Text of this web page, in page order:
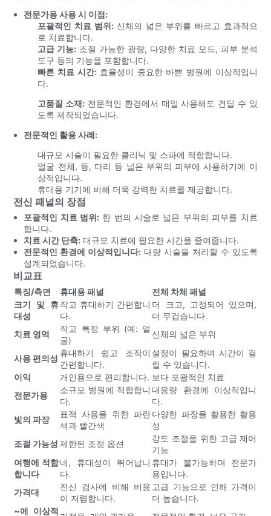
전문가용 사용 시 이점:
포괄적인 치료 범위:신체의 넓은 부위를 빠르고 효과적으
로 치료합니다.
고급 기능: 조절 가능한 광량, 다양한 치료 모드, 피부 분석
도구 등의 기능을 포함합니다.
빠른 치료 시간:효율성이 중요한 바쁜 병원에 이상적입니
다.
고품질 소재: 전문적인 환경에서 매일 사용해도 견딜 수 있
도록 제작되었습니다.
전문적인 활용 사례:
대규모 시술이 필요한 클리닉 및 스파에 적합합니다.
얼굴 전체, 등, 다리 등 넓은 부위의 피부에 사용하기에 이
상적입니다.
휴대용 기기에 비해 더욱 강력한 치료를 제공합니다.
전신 패널의 장점
포괄적인 치료 범위:한 번의 시술로 넓은 부위의 피부를 치료
합니다.
치료 시간 단축: 대규모 치료에 필요한 시간을 줄여줍니다.
전문적인 환경에 이상적입니다: 대량 시술을 처리할 수 있도록
설계되었습니다.
비교표
특징/측면 휴대용 패널
전체 차체 패널
크기 및 휴
대성
작고 휴대하기 간편합니
다.
더 크고, 고정되어 있으며,
더 무겁습니다.
치료 영역
작고 특정 부위 (예: 얼
굴)
신체의 넓은 부위
사용 편의성
휴대하기 쉽고 조작이
간편합니다.
설정이 필요하며 시간이 걸
릴 수 있습니다.
이익
개인용으로 편리합니다. 보다 포괄적인 치료
전문가용
소규모 병원에 적합합니
다.
대용량 환경에 이상적입니
다.
빛의 파장
표적 사용을 위한 파란
색과 빨간색
다양한 파장을 활용한 활용
성
조절 가능성 제한된 조정 옵션
강도 조절을 위한 고급 제어
기능
여행에 적합
합니다
네, 휴대성이 뛰어납니
다.
휴대가 불가능하며 전문가
용입니다.
가격대
전신 검사에 비해 비용
이 저렴합니다.
고급 기능으로 인해 가격이
더 높습니다.
~에 이상적